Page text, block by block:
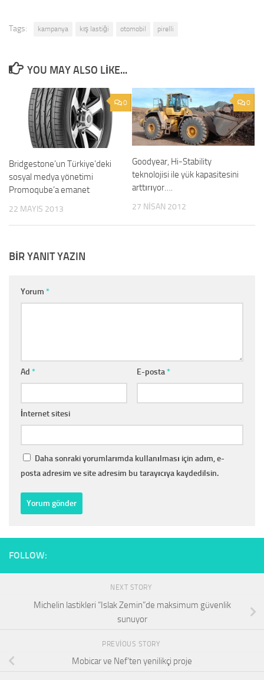
Tags: kampanya kış lastiği otomobil pirelli
YOU MAY ALSO LIKE...
0
Bridgestone’un Türkiye’deki
sosyal medya yönetimi
Promoqube’a emanet
22 MAYIS 2013
0
Goodyear, Hi-Stability
teknolojisi ile yük kapasitesini
arttırıyor….
27 NISAN 2012
BIR YANIT YAZIN
Yorum *
Ad * E-posta*
İnternet sitesi
Daha sonraki yorumlarımda kullanılması için adım, e-
posta adresim ve site adresim bu tarayıcıya kaydedilsin.
FOLLOW:
NEXT STORY
Michelin lastikleri “Islak Zemin”de maksimum güvenlik
sunuyor
PREVIOUS STORY
Mobicar ve Nef’ten yenilikçi proje